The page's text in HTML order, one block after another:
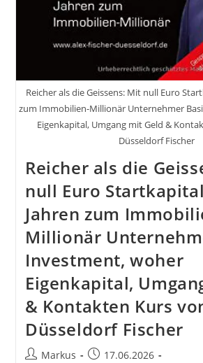
Reicher als die Geissens: Mit null Euro
zum Immobilien-Millionär Unternehmer
Eigenkapital, Umgang mit Geld &
Düsseldorf Fischer
Reicher als die
null Euro
Jahren zum
Millionär
Investment, woher
Eigenkapital,
& Kontakten Kurs
Düsseldorf Fischer
Beitrags-
Markus
Beitrag17.06.2026